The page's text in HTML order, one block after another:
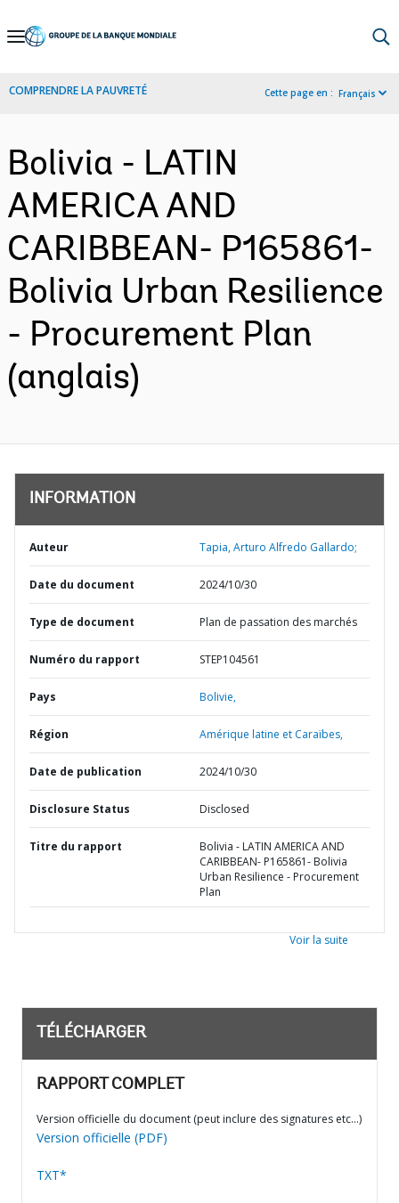
Skip
Navigation
COMPRENDRE LA PAUVRETÉ Cette page en : Français
Bolivia - LATIN
AMERICA AND
CARIBBEAN- P165861-
Bolivia Urban Resilience
- Procurement Plan
(anglais)
INFORMATION
Auteur Tapia, Arturo Alfredo Gallardo;
Date du document 2024/10/30
Type de document Plan de passation des marchés
Numéro du rapport STEP104561
Pays Bolivie,
Région Amérique latine et Caraïbes,
Date de publication 2024/10/30
Disclosure Status Disclosed
Titre du rapport
Bolivia - LATIN AMERICA AND
CARIBBEAN- P165861- Bolivia
Urban Resilience - Procurement
Plan
Voir la suite
TÉLÉCHARGER
RAPPORT COMPLET
Version officielle du document (peut inclure des signatures etc…)
Version officielle (PDF)
TXT*